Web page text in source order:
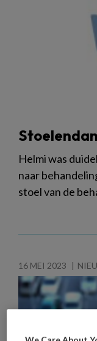
Helmi was
naar
stoel van de
16 MEI 2023